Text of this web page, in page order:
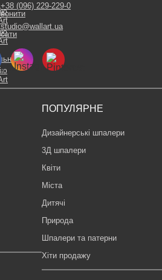
ПОПУЛЯРНЕ
Дизайнерські шпалери
3Д шпалери
Квіти
Міста
Дитячі
Природа
Шпалери та патерни
Хіти продажу
+38 (096) 229-229-0
studio@wallart.ua